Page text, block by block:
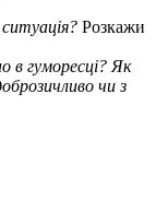
Розкажи
в гуморесці? Як
чи з